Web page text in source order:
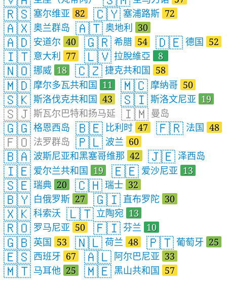
🇷🇸 塞尔维亚 82 🇨🇾 塞浦路斯 72
🇦🇽 奥兰群岛 🇦🇹 奥地利 30
🇦🇩 安道尔 40 🇬🇷 希腊 54 🇩🇪 德国 52
🇮🇹 意大利 77 🇱🇻 拉脫維亞 8
🇳🇴 挪威 18 🇨🇿 捷克共和国 58
🇲🇩 摩尔多瓦共和国 11 🇲🇨 摩纳哥 50
🇸🇰 斯洛伐克共和国 43 🇸🇮 斯洛文尼亚 19
🇸🇯 斯瓦尔巴特和扬马延 🇮🇲 曼岛
🇬🇬 格恩西岛 🇧🇪 比利时 47 🇫🇷 法国 48
🇫🇴 法罗群岛 🇵🇱 波兰 60
🇧🇦 波斯尼亚和黑塞哥维那 42 🇯🇪 泽西岛
🇮🇪 爱尔兰共和国 19 🇪🇪 爱沙尼亚 13
🇸🇪 瑞典 20 🇨🇭 瑞士 32
🇧🇾 白俄罗斯 27 🇬🇮 直布罗陀 30
🇽🇰 科索沃 🇱🇹 立陶宛 13
🇷🇴 罗马尼亚 50 🇫🇮 芬兰 10
🇬🇧 英国 53 🇳🇱 荷兰 48 🇵🇹 葡萄牙 25
🇪🇸 西班牙 67 🇦🇱 阿尔巴尼亚 33
🇲🇹 马耳他 25 🇲🇪 黑山共和国 57